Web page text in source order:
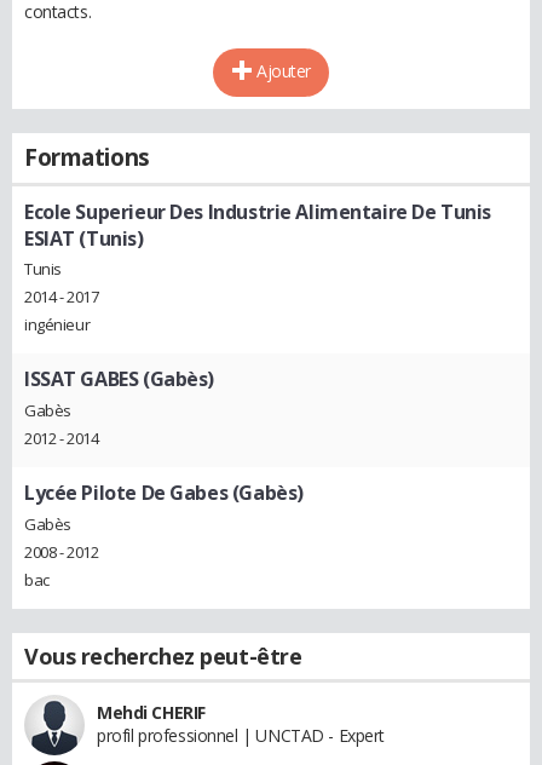
contacts.
Ajouter
Formations
Ecole Superieur Des Industrie Alimentaire De Tunis
ESIAT (Tunis)
Tunis
2014 - 2017
ingénieur
ISSAT GABES (Gabès)
Gabès
2012 - 2014
Lycée Pilote De Gabes (Gabès)
Gabès
2008 - 2012
bac
Vous recherchez peut-être
Mehdi CHERIF
profil professionnel | UNCTAD - Expert